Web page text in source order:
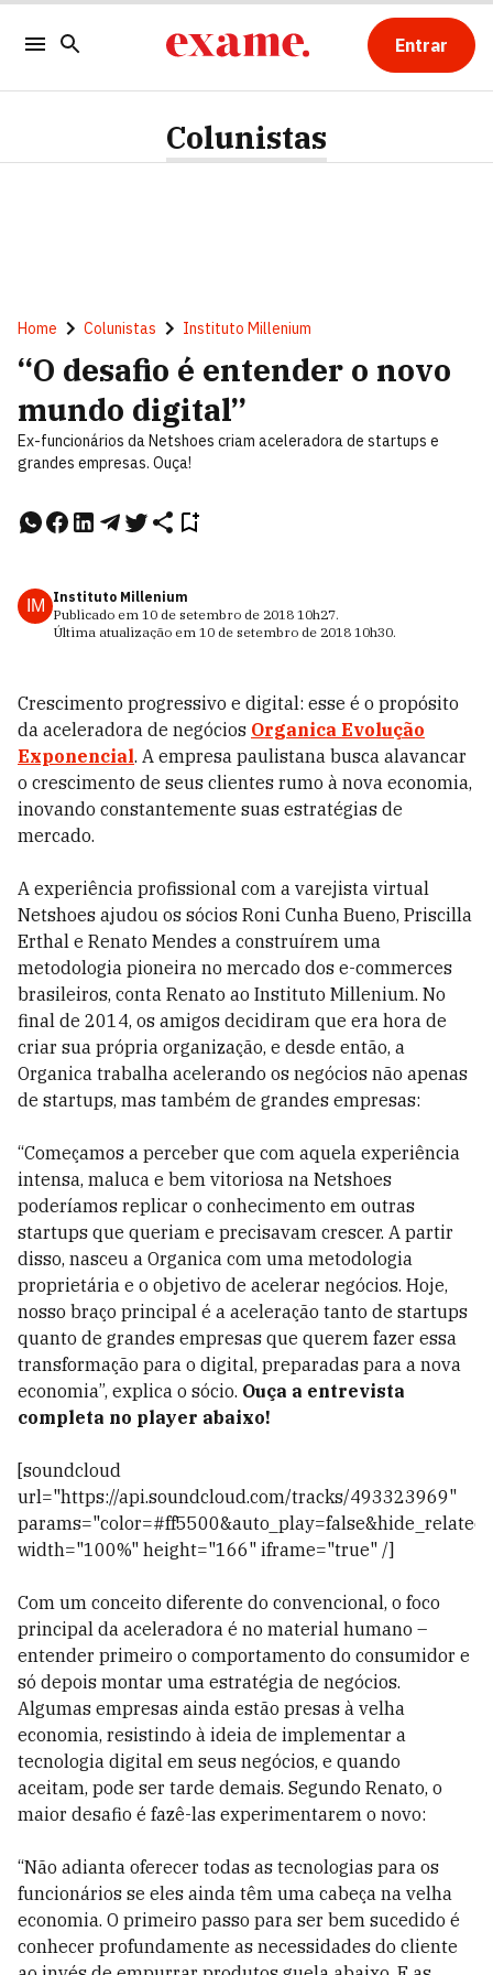
Entrar
Colunistas
Home Colunistas Instituto Millenium
“O desafio é entender o novo
mundo digital”
Ex-funcionários da Netshoes criam aceleradora de startups e
grandes empresas. Ouça!
IM
Instituto Millenium
Publicado em 10 de setembro de 2018 10h27.
Última atualização em 10 de setembro de 2018 10h30.
Crescimento progressivo e digital: esse é o propósito
da aceleradora de negócios Organica Evolução
Exponencial. A empresa paulistana busca alavancar
o crescimento de seus clientes rumo à nova economia,
inovando constantemente suas estratégias de
mercado.
A experiência profissional com a varejista virtual
Netshoes ajudou os sócios Roni Cunha Bueno, Priscilla
Erthal e Renato Mendes a construírem uma
metodologia pioneira no mercado dos e-commerces
brasileiros, conta Renato ao Instituto Millenium. No
final de 2014, os amigos decidiram que era hora de
criar sua própria organização, e desde então, a
Organica trabalha acelerando os negócios não apenas
de startups, mas também de grandes empresas:
“Começamos a perceber que com aquela experiência
intensa, maluca e bem vitoriosa na Netshoes
poderíamos replicar o conhecimento em outras
startups que queriam e precisavam crescer. A partir
disso, nasceu a Organica com uma metodologia
proprietária e o objetivo de acelerar negócios. Hoje,
nosso braço principal é a aceleração tanto de startups
quanto de grandes empresas que querem fazer essa
transformação para o digital, preparadas para a nova
economia”, explica o sócio. Ouça a entrevista
completa no player abaixo!
[soundcloud
url="https://api.soundcloud.com/tracks/493323969"
width="100%" height="166" iframe="true" /]
Com um conceito diferente do convencional, o foco
principal da aceleradora é no material humano –
entender primeiro o comportamento do consumidor e
só depois montar uma estratégia de negócios.
Algumas empresas ainda estão presas à velha
economia, resistindo à ideia de implementar a
tecnologia digital em seus negócios, e quando
aceitam, pode ser tarde demais. Segundo Renato, o
maior desafio é fazê-las experimentarem o novo:
“Não adianta oferecer todas as tecnologias para os
funcionários se eles ainda têm uma cabeça na velha
economia. O primeiro passo para ser bem sucedido é
conhecer profundamente as necessidades do cliente